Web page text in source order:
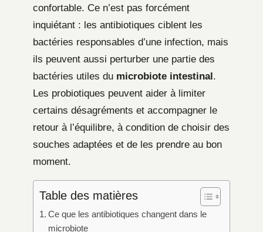
confortable. Ce n’est pas forcément
inquiétant : les antibiotiques ciblent les
bactéries responsables d’une infection, mais
ils peuvent aussi perturber une partie des
bactéries utiles du microbiote intestinal.
Les probiotiques peuvent aider à limiter
certains désagréments et accompagner le
retour à l’équilibre, à condition de choisir des
souches adaptées et de les prendre au bon
moment.
Table des matières
Ce que les antibiotiques changent dans le
microbiote